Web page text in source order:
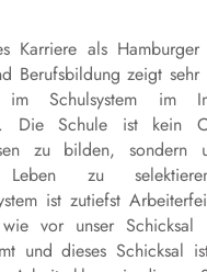
Karriere als Hamburger
Berufsbildung zeigt
im Schulsystem im
Die Schule ist kein
zu bilden,
Leben zu
ist zutiefst
vor unser
und dieses Schicksal